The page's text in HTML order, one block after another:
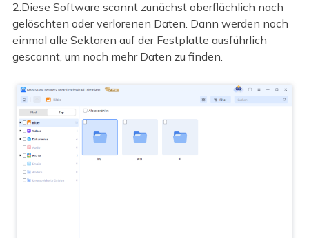
2.Diese Software scannt zunächst oberflächlich nach
gelöschten oder verlorenen Daten. Dann werden noch
einmal alle Sektoren auf der Festplatte ausführlich
gescannt, um noch mehr Daten zu finden.